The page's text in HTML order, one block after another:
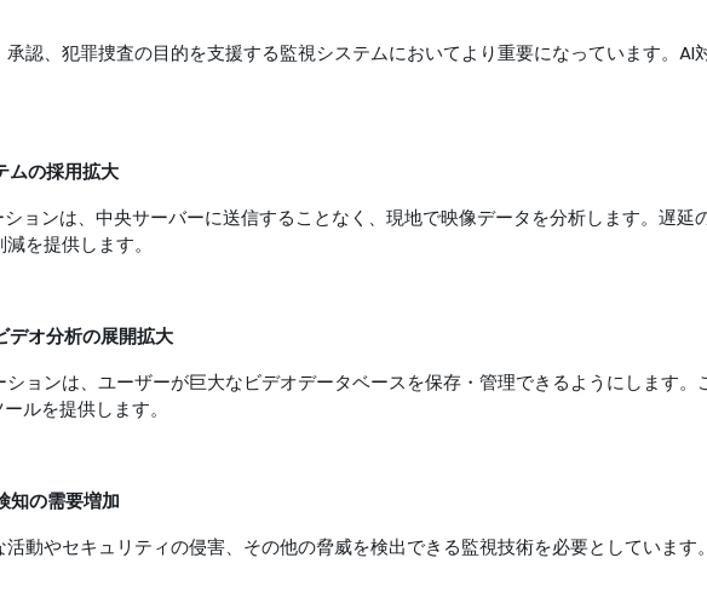
認、犯罪捜査の目的を支援する監視システムにおいてより重要になっています。
ムの採用拡大
ョンは、中央サーバーに送信することなく、現地で映像データを分析します。遅
を提供します。
デオ分析の展開拡大
ションは、ユーザーが巨大なビデオデータベースを保存・管理できるようにします
ルを提供します。
知の需要増加
動やセキュリティの侵害、その他の脅威を検出できる監視技術を必要としていま